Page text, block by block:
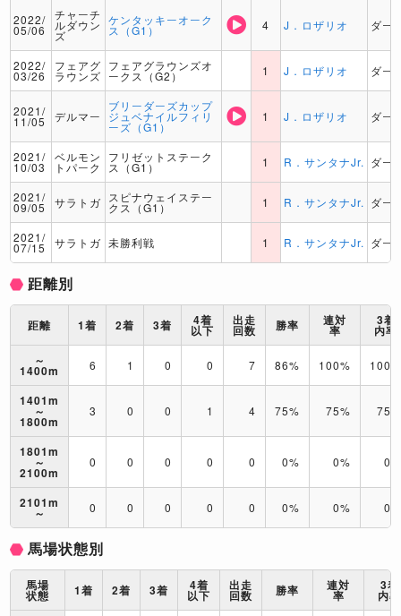
2022/
05/06
チャーチ
ルダウン
ズ
ケンタッキーオーク
ス（G1） 4 J．ロザリオ ダー
2022/
03/26
フェアグ
ラウンズ
フェアグラウンズオ
ークス（G2） 1 J．ロザリオ ダー
2021/
11/05 デルマー
ブリーダーズカップ
ジュベナイルフィリ
ーズ（G1）
1 J．ロザリオ ダー
2021/
10/03
ベルモン
トパーク
フリゼットステーク
ス（G1） 1 R．サンタナJr. ダー
2021/
09/05 サラトガ スピナウェイステー
クス（G1） 1 R．サンタナJr. ダー
2021/
07/15 サラトガ 未勝利戦 1 R．サンタナJr. ダー
距離別
距離 1着 2着 3着 4着
以下
出走
回数 勝率 連対
率
3着
内率
～
1400m 6 1 0 0 7 86% 100%
1401m
～
1800m
3 0 0 1 4 75% 75%
1801m
～
2100m
0 0 0 0 0 0% 0%
2101m
～ 0 0 0 0 0 0% 0%
馬場状態別
馬場
状態 1着 2着 3着 4着
以下
出走
回数 勝率 連対
率
3着
内率